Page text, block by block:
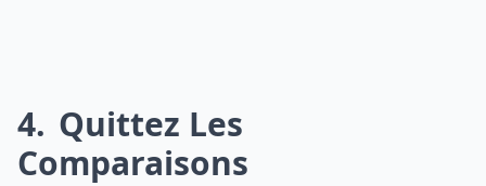
4 Quittez Les
Comparaisons